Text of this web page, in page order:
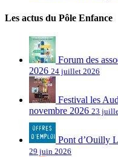
Les actus du Pôle Enfance
Forum des
2026 24 juillet 2026
Festival les
novembre 2026 23
Pont d’Ouilly
29 juin 2026